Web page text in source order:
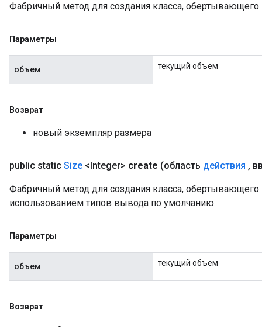
Фабричный метод для создания класса,
Параметры
объем текущий объем
Возврат
новый экземпляр размера
public static Size <Integer> create (область действия ,
Фабричный метод для создания класса,
использованием типов вывода по умолчанию.
Параметры
объем текущий объем
Возврат